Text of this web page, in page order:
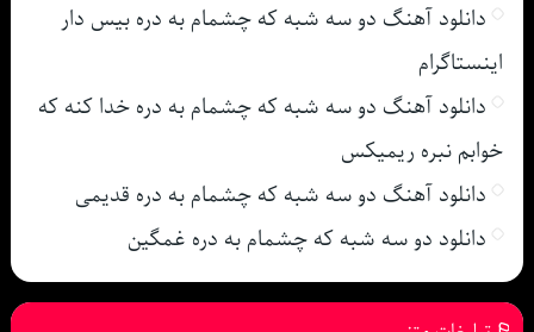
دانلود آهنگ دو سه شبه که چشمام به دره بیس دار
اینستاگرام
دانلود آهنگ دو سه شبه که چشمام به دره خدا کنه که
خوابم نبره ریمیکس
دانلود آهنگ دو سه شبه که چشمام به دره قدیمی
دانلود دو سه شبه که چشمام به دره غمگین